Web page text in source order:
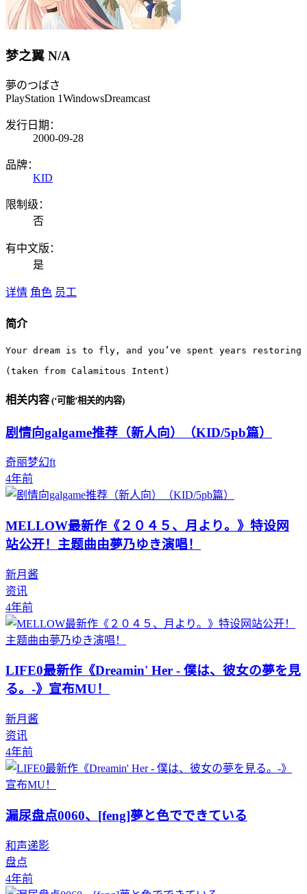
梦之翼 N/A
夢のつばさ
PlayStation 1WindowsDreamcast
发行日期：
2000-09-28
品牌：
KID
限制级：
否
有中文版：
是
详情 角色 员工
简介
Your dream is to fly, and you’ve spent years
(taken from Calamitous Intent)
相关内容 (‘可能’相关的内容)
剧情向galgame推荐（新人向）（KID/5pb篇）
奇丽梦幻ft
4年前
MELLOW最新作《２０４５、月より。》特设网
站公开！主题曲由夢乃ゆき演唱！
新月酱
资讯
4年前
LIFE0最新作《Dreamin' Her - 僕は、彼女の夢を見
る。-》宣布MU！
新月酱
资讯
4年前
漏尿盘点0060、[feng]夢と色でできている
和声递影
盘点
4年前